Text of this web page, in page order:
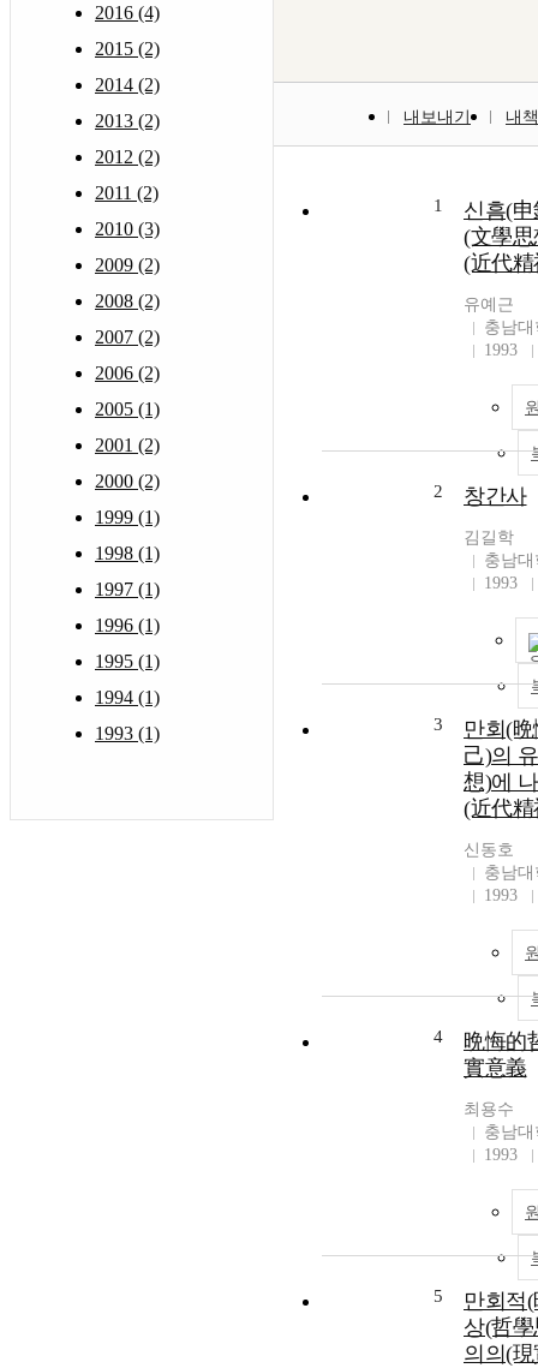
2016 (4)
2015 (2)
2014 (2)
2013 (2)
2012 (2)
2011 (2)
2010 (3)
2009 (2)
2008 (2)
2007 (2)
2006 (2)
2005 (1)
2001 (2)
2000 (2)
1999 (1)
1998 (1)
1997 (1)
1996 (1)
1995 (1)
1994 (1)
1993 (1)
내보내기 내
1
신흠(
(文學
(近代精
유예근
충남
1993
2 창간사
김길학
충남
1993
3
만회(
己)의
想)에
(近代精
신동호
충남
1993
4
晩悔的
實意義
최용수
충남
1993
5
만회적
상(哲
의의(